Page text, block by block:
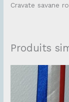
Cravate savane
Produits